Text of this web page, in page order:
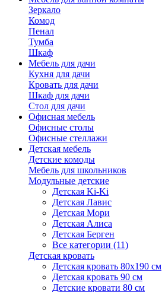
Зеркало
Комод
Пенал
Тумба
Шкаф
Мебель для дачи
Кухня для дачи
Кровать для дачи
Шкаф для дачи
Стол для дачи
Офисная мебель
Офисные столы
Офисные стеллажи
Детская мебель
Детские комоды
Мебель для школьников
Модульные детские
Детская Ki-Ki
Детская Лавис
Детская Мори
Детская Алиса
Детская Берген
Все категории (11)
Детская кровать
Детская кровать 80х190 см
Детская кровать 90 см
Детские кровати 80 см